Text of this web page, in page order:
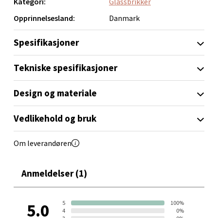
En liten detalj som gjør borddekkingen mer helhetlig.
Opprinnelsesland:
Danmark
Spesifikasjoner
Tekniske spesifikasjoner
Design og materiale
Vedlikehold og bruk
Om leverandøren
Anmeldelser (1)
5.0 5
100%
4
0%
Åpent i dag 10-21
8 i butikk
Bergen - Thon Senter Sartor
Sartorvegen 12, 5353 Straume
Åpent i dag 10-21
0 i butikk